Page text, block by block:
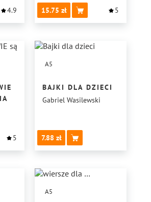
4.9 15.75 5
5
A5
BAJKI DLA DZIECI
Gabriel Wasilewski
7.88
A5